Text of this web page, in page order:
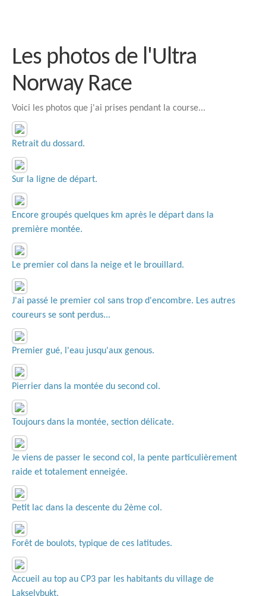
Les photos de l'Ultra
Norway Race
Voici les photos que j'ai prises pendant la course...
Retrait du dossard.
Sur la ligne de départ.
Encore groupés quelques km après le départ dans la
première montée.
Le premier col dans la neige et le brouillard.
J'ai passé le premier col sans trop d'encombre. Les autres
coureurs se sont perdus...
Premier gué, l'eau jusqu'aux genous.
Pierrier dans la montée du second col.
Toujours dans la montée, section délicate.
Je viens de passer le second col, la pente particulièrement
raide et totalement enneigée.
Petit lac dans la descente du 2ème col.
Forêt de boulots, typique de ces latitudes.
Accueil au top au CP3 par les habitants du village de
Lakselvbukt.